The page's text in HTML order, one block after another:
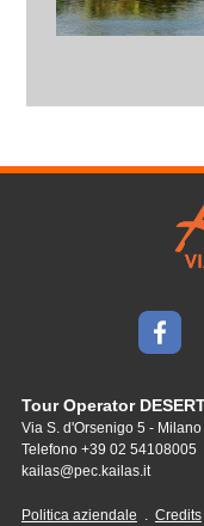
Tour Operator
Via S. d'Orsenigo 5 -
Telefono +39 02
kailas@pec.kailas.it
Politica aziendale Credits